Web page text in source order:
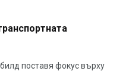
поставя фокус върху